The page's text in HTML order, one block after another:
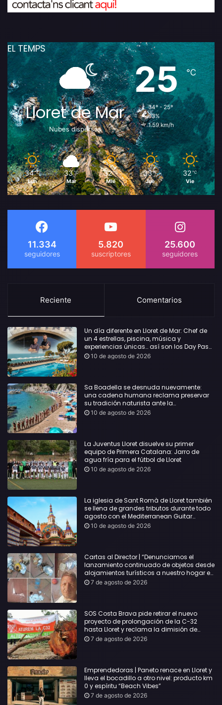
EL TEMPS
Lloret de Mar
Nubes dispersas
25℃
34º - 25º
83%
1.59 km/h
34 ℃
Lun
33 ℃
Mar
32 ℃
Mié
33 ℃
Jue
32 ℃
Vie
11.334 5.820 25.600
Reciente Comentarios
Un día diferente en Lloret de Mar: Chef de
un 4 estrellas, piscina, música y
experiencias únicas… así son los Day Pass
by Roger de Flor
10 de agosto de 2026
Sa Boadella se desnuda nuevamente:
una cadena humana reclama preservar
su tradición naturista ante la
masificación de la playa
10 de agosto de 2026
La Juventus Lloret disuelve su primer
equipo de Primera Catalana: Jarro de
agua fría para el fútbol de Lloret
10 de agosto de 2026
La iglesia de Sant Romà de Lloret también
se llena de grandes tributos durante todo
agosto con el Mediterranean Guitar
Festival
10 de agosto de 2026
Cartas al Director | “Denunciamos el
lanzamiento continuado de objetos desde
alojamientos turísticos a nuestro hogar en
Lloret: Podría haber causado una
7 de agosto de 2026
SOS Costa Brava pide retirar el nuevo
proyecto de prolongación de la C-32
hasta Lloret y reclama la dimisión de
Sílvia Paneque
7 de agosto de 2026
Emprendedoras | Paneto renace en Lloret y
lleva el bocadillo a otro nivel: producto km
0 y espíritu “Beach Vibes”
7 de agosto de 2026